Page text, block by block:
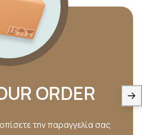
ORDER
την παραγγελία σας